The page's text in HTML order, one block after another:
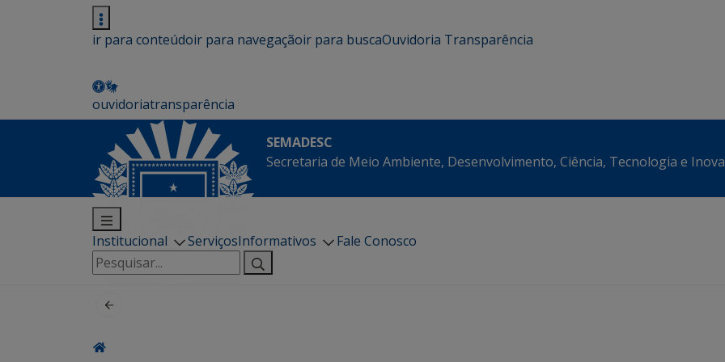
ir para conteúdoir para navegaçãoir para buscaOuvidoria Transparência
ouvidoriatransparência
SEMADESC
Secretaria de Meio Ambiente, Desenvolvimento, Ciência, Tecnologia e
Institucional ServiçosInformativos
Fale Conosco
Pesquisar
por: